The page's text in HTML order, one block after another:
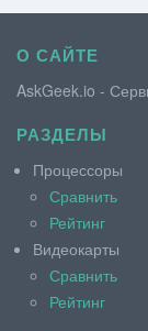
О САЙТЕ
AskGeek.io -
РАЗДЕЛЫ
Процессоры
Сравнить
Рейтинг
Видеокарты
Сравнить
Рейтинг